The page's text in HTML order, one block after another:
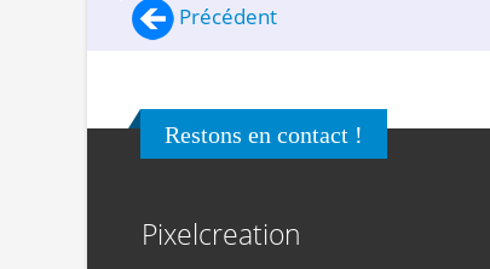
Précédent
Restons en contact !
Pixelcreation